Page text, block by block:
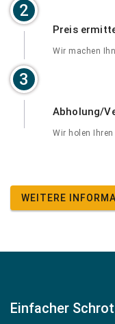
2
3
Preis
Wir machen
Abholung/
Wir holen
WEITERE
Einfacher